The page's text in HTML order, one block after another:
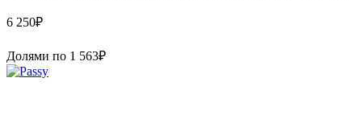
6 250₽
Долями по 1 563₽